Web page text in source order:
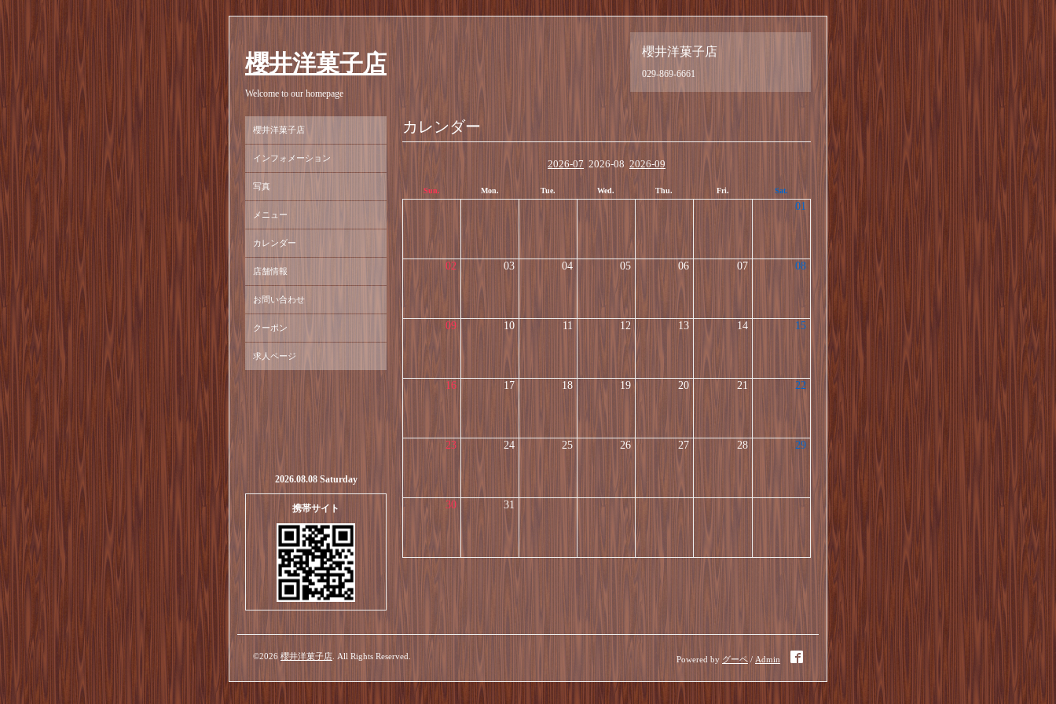
櫻井洋菓子店
029-869-6661
櫻井洋菓子店
Welcome to our homepage
カレンダー
2026-07 2026-08 2026-09
Sun. Mon. Tue. Wed. Thu. Fri. Sat.
01
02 03 04 05 06 07 08
09 10 11 12 13 14 15
16 17 18 19 20 21 22
23 24 25 26 27 28 29
30 31
櫻井洋菓子店
インフォメーション
写真
メニュー
カレンダー
店舗情報
お問い合わせ
クーポン
求人ページ
2026.08.08 Saturday
携帯サイト
©2026 櫻井洋菓子店 . All Rights Reserved. Powered by グーペ / Admin